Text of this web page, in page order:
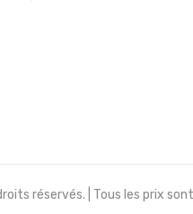
réservés. | Tous les prix